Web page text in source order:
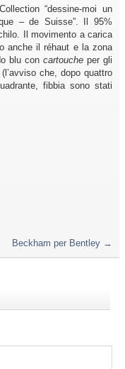
“dessine-moi un
– de Suisse”. Il 95%
Il movimento a carica
anche il réhaut e la zona
blu con cartoucheper gli
che, dopo quattro
fibbia sono stati
Beckham per Bentley →